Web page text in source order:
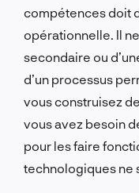
compétences doit
opérationnelle. Il
secondaire ou
d’un processus
vous construisez
vous avez besoin
pour les faire
technologiques ne